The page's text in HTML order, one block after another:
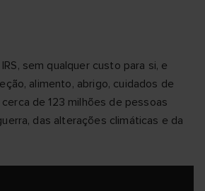
sem qualquer custo para si, e
alimento, abrigo, cuidados de
de 123 milhões de pessoas
das alterações climáticas e da